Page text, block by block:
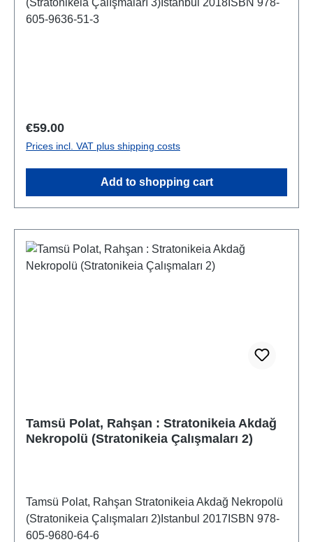
605-9636-51-3
Regular price:
€59.00
Prices incl. VAT plus shipping costs
Add to shopping cart
Tamsü Polat, Rahşan : Stratonikeia Akdağ
Nekropolü (Stratonikeia Çalışmaları 2)
Tamsü Polat, Rahşan Stratonikeia Akdağ Nekropolü
(Stratonikeia Çalışmaları 2)Istanbul 2017ISBN 978-
605-9680-64-6